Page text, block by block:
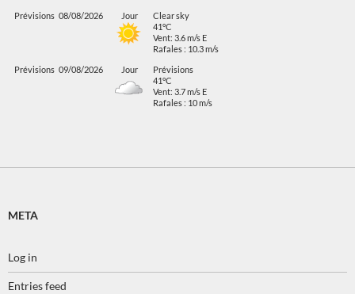
Prévisions 08/08/2026 Jour
Clear sky
41°C
Vent: 3.6 m/s E
Rafales : 10.3 m/s
Prévisions 09/08/2026 Jour
Prévisions
41°C
Vent: 3.7 m/s E
Rafales : 10 m/s
META
Log in
Entries feed